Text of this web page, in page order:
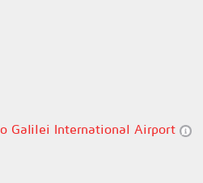
Galilei International Airport